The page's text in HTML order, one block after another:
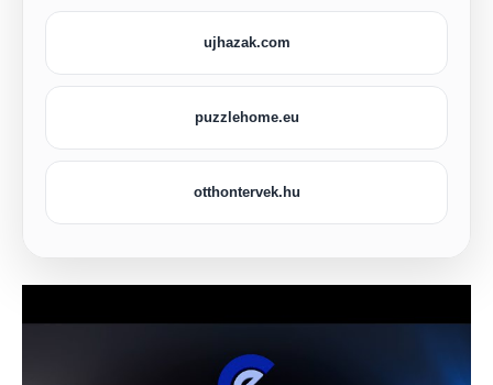
ujhazak.com
puzzlehome.eu
otthontervek.hu